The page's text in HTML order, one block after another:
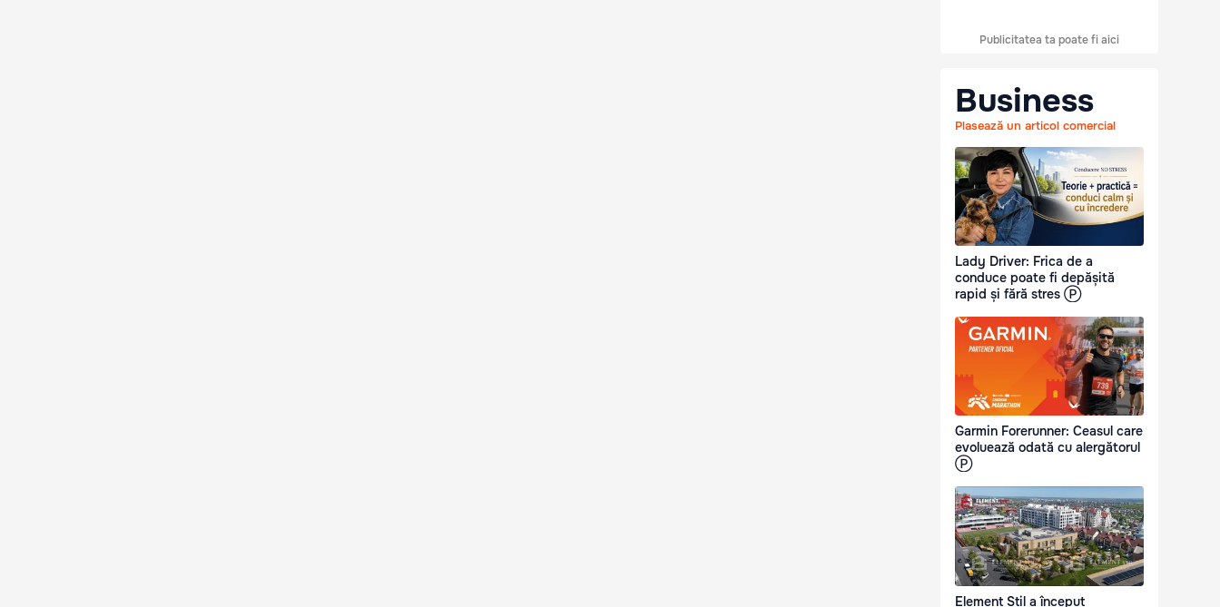
Publicitatea ta poate fi aici
Business
Plasează un articol comercial
Lady Driver: Frica de a
conduce poate fi depășită
rapid și fără stres Ⓟ
Garmin Forerunner: Ceasul care
evoluează odată cu alergătorul
Ⓟ
Element Stil a început